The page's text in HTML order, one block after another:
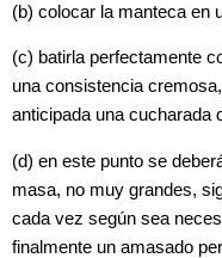
(b) colocar la manteca en
(c) batirla perfectamente
una consistencia
anticipada una cucharada
(d) en este punto se
masa, no muy grandes,
cada vez según sea
finalmente un amasado